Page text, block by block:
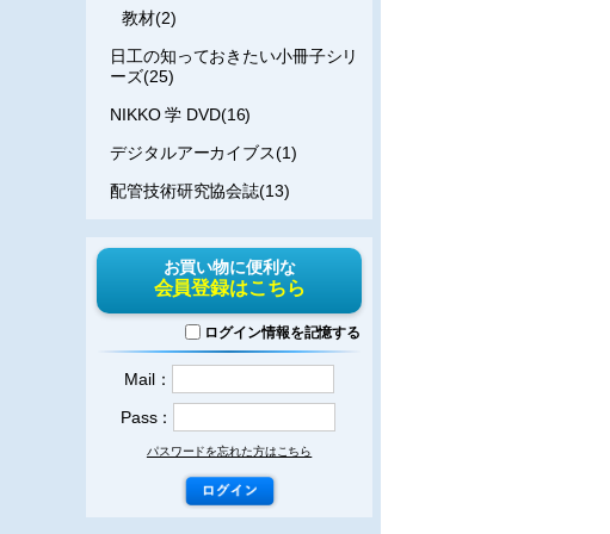
教材(2)
日工の知っておきたい小冊子シリ
ーズ(25)
NIKKO 学 DVD(16)
デジタルアーカイブス(1)
配管技術研究協会誌(13)
お買い物に便利な
会員登録はこちら
ログイン情報を記憶する
Mail：
Pass：
パスワードを忘れた方はこちら